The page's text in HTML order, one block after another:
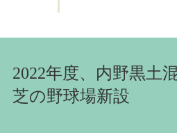
2022年度、内野黒土
芝の野球場新設